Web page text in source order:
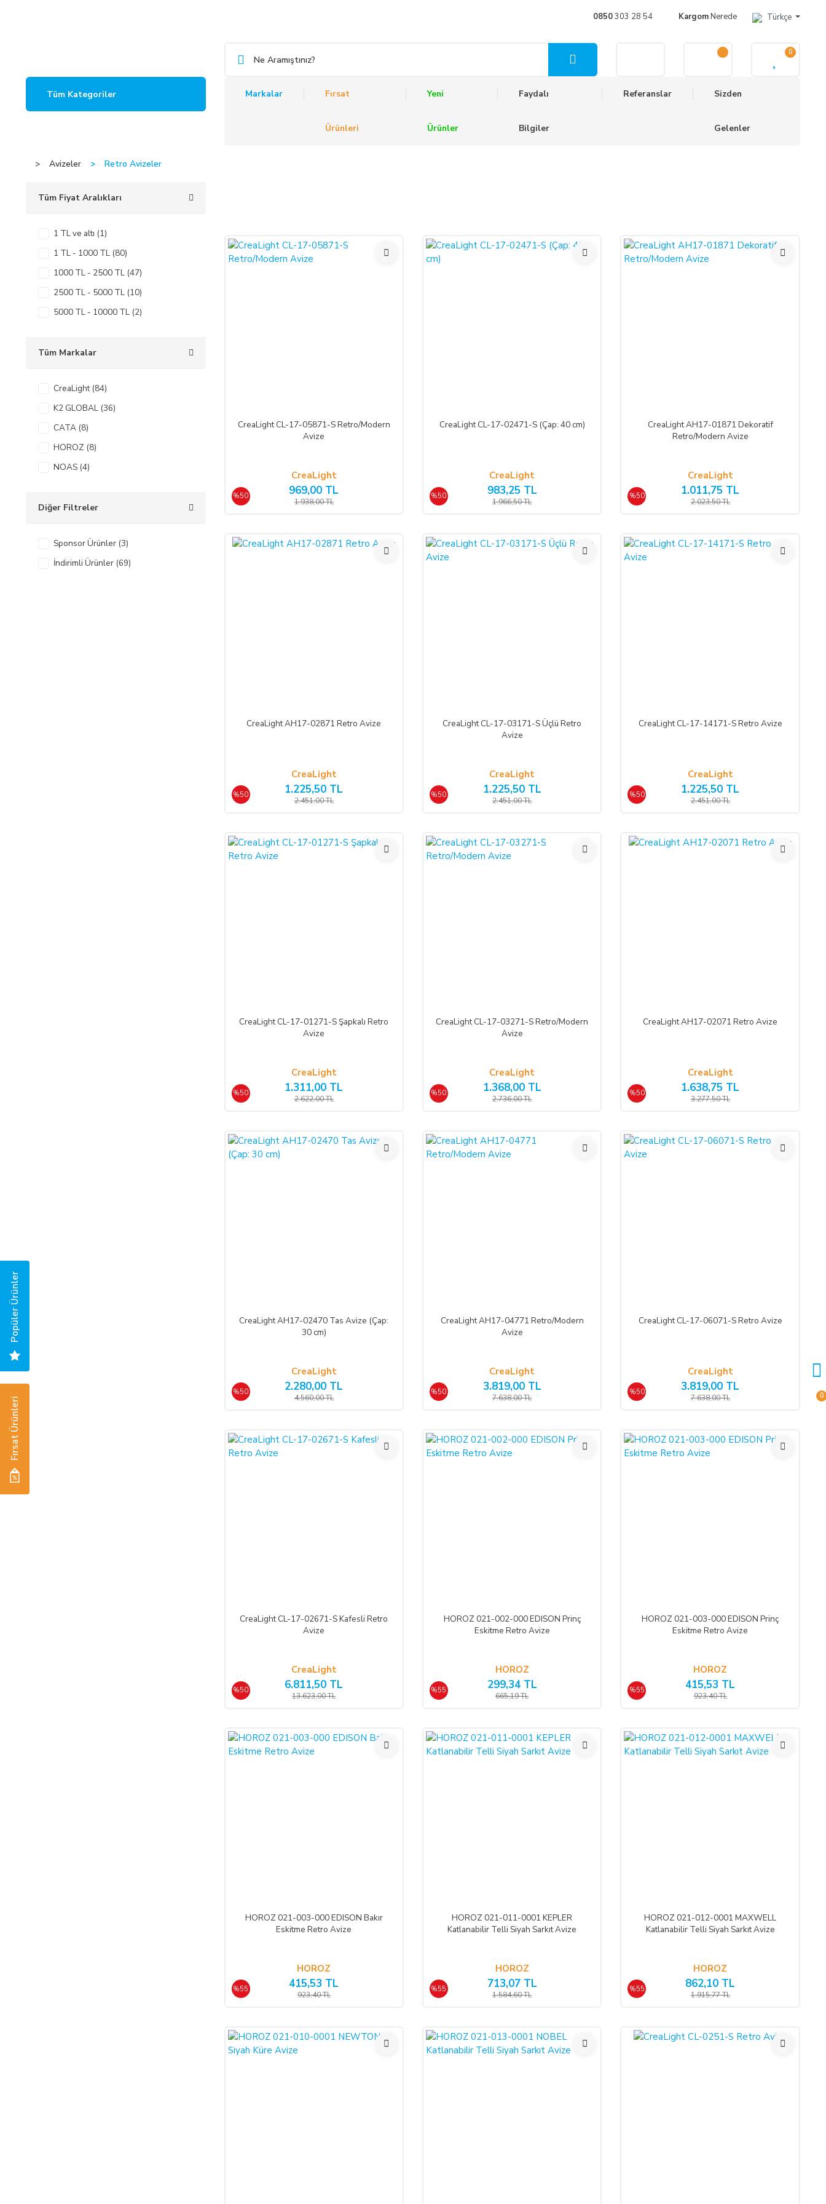
0850303 28 54 KargomNerede Türkçe
0
Tüm Kategoriler Markalar Fırsat
Ürünleri
Yeni
Ürünler
Faydalı
Bilgiler
Referanslar Sizden
Gelenler
Avizeler Retro Avizeler
Tüm Fiyat Aralıkları
1 TL ve altı (1)
1 TL - 1000 TL (80)
1000 TL - 2500 TL (47)
2500 TL - 5000 TL (10)
5000 TL - 10000 TL (2)
Tüm Markalar
CreaLight (84)
K2 GLOBAL (36)
CATA (8)
HOROZ (8)
NOAS (4)
Diğer Filtreler
Sponsor Ürünler (3)
İndirimli Ürünler (69)
%50
CreaLight CL-17-05871-S Retro/Modern
Avize
CreaLight
%50 969,00 TL
1.938,00 TL
%50
CreaLight CL-17-02471-S (Çap: 40 cm)
CreaLight
%50 983,25 TL
1.966,50 TL
%50
CreaLight AH17-01871 Dekoratif
Retro/Modern Avize
CreaLight
%50 1.011,75 TL
2.023,50 TL
%50
CreaLight AH17-02871 Retro Avize
CreaLight
%50 1.225,50 TL
2.451,00 TL
%50
CreaLight CL-17-03171-S Üçlü Retro
Avize
CreaLight
%50 1.225,50 TL
2.451,00 TL
%50
CreaLight CL-17-14171-S Retro Avize
CreaLight
%50 1.225,50 TL
2.451,00 TL
%50
CreaLight CL-17-01271-S Şapkalı Retro
Avize
CreaLight
%50 1.311,00 TL
2.622,00 TL
%50
CreaLight CL-17-03271-S Retro/Modern
Avize
CreaLight
%50 1.368,00 TL
2.736,00 TL
%50
CreaLight AH17-02071 Retro Avize
CreaLight
%50 1.638,75 TL
3.277,50 TL
%50
CreaLight AH17-02470 Tas Avize (Çap:
30 cm)
CreaLight
%50 2.280,00 TL
4.560,00 TL
%50
CreaLight AH17-04771 Retro/Modern
Avize
CreaLight
%50 3.819,00 TL
7.638,00 TL
%50
CreaLight CL-17-06071-S Retro Avize
CreaLight
%50 3.819,00 TL
7.638,00 TL
%50
CreaLight CL-17-02671-S Kafesli Retro
Avize
CreaLight
%50 6.811,50 TL
13.623,00 TL
%55
HOROZ 021-002-000 EDISON Prinç
Eskitme Retro Avize
HOROZ
%55 299,34 TL
665,19 TL
%55
HOROZ 021-003-000 EDISON Prinç
Eskitme Retro Avize
HOROZ
%55 415,53 TL
923,40 TL
%55
HOROZ 021-003-000 EDISON Bakır
Eskitme Retro Avize
HOROZ
%55 415,53 TL
923,40 TL
%55
HOROZ 021-011-0001 KEPLER
Katlanabilir Telli Siyah Sarkıt Avize
HOROZ
%55 713,07 TL
1.584,60 TL
%55
HOROZ 021-012-0001 MAXWELL
Katlanabilir Telli Siyah Sarkıt Avize
HOROZ
%55 862,10 TL
1.915,77 TL
%55 %55
0
Popüler Ürünler
Fırsat Ürünleri